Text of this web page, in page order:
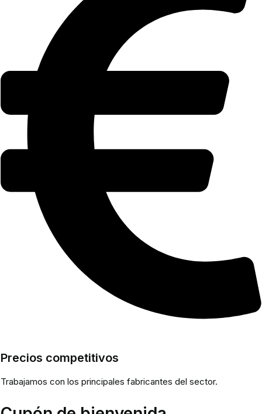
Precios competitivos
Trabajamos con los principales fabricantes del sector.